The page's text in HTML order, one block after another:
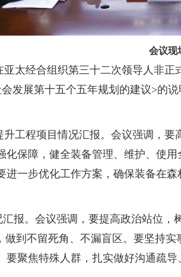
会议现
太经合组织第三十二次领导人非
发展第十五个五年规划的建议>的
工程项目情况汇报。会议强调，
化保障，健全装备管理、维护、使
进一步优化工作方案，确保装备在
报。会议强调，要提高政治站位
到不留死角、不漏盲区。要坚持
聚焦特殊人群，扎实做好沟通疏导